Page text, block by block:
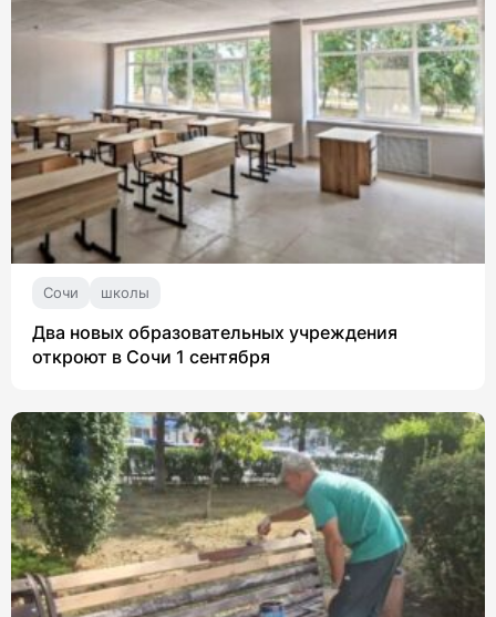
Сочи школы
Два новых образовательных учреждения
откроют в Сочи 1 сентября